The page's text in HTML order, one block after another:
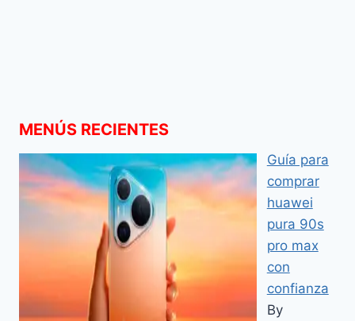
MENÚS RECIENTES
Guía para
comprar
huawei
pura 90s
pro max
con
confianza
By